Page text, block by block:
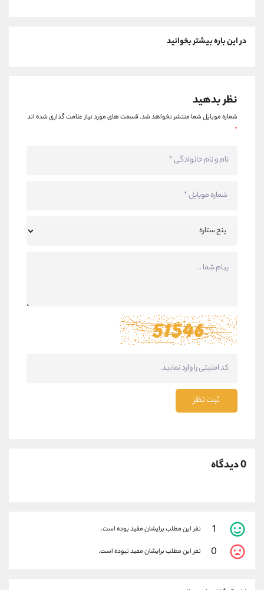
در این باره بیشتر بخوانید
نظر بدهید
شماره موبایل شما منتشر نخواهد شد.قسمت های مورد نیاز علامت گذاری شده اند
*
ثبت نظر
0 دیدگاه
1 نفر این مطلب برایشان مفید بوده است.
0 نفر این مطلب برایشان مفید نبوده است.